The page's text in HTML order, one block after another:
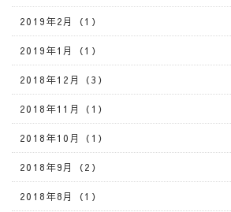
2019年2月（1）
2019年1月（1）
2018年12月（3）
2018年11月（1）
2018年10月（1）
2018年9月（2）
2018年8月（1）